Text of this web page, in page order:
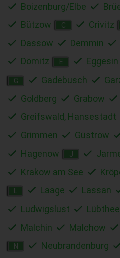
Boizenburg/Elbe
Bützow
C Crivitz
Dassow
Demmin
Dömitz
E Eggesin
G Gadebusch
Goldberg
Grabow
Greifswald, Hansestadt
Grimmen
Güstrow
Hagenow J
Krakow am See
Laage Lassan
Ludwigslust
Malchin Malchow
N Neubrandenburg